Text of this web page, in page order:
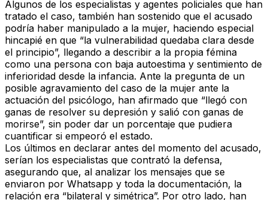
Algunos de los especialistas y agentes policiales que han
tratado el caso, también han sostenido que el acusado
podría haber manipulado a la mujer, haciendo especial
hincapié en que “la vulnerabilidad quedaba clara desde
el principio”, llegando a describir a la propia fémina
como una persona con baja autoestima y sentimiento de
inferioridad desde la infancia. Ante la pregunta de un
posible agravamiento del caso de la mujer ante la
actuación del psicólogo, han afirmado que “llegó con
ganas de resolver su depresión y salió con ganas de
morirse”, sin poder dar un porcentaje que pudiera
cuantificar si empeoró el estado.
Los últimos en declarar antes del momento del acusado,
serían los especialistas que contrató la defensa,
asegurando que, al analizar los mensajes que se
enviaron por Whatsapp y toda la documentación, la
relación era “bilateral y simétrica”. Por otro lado, han